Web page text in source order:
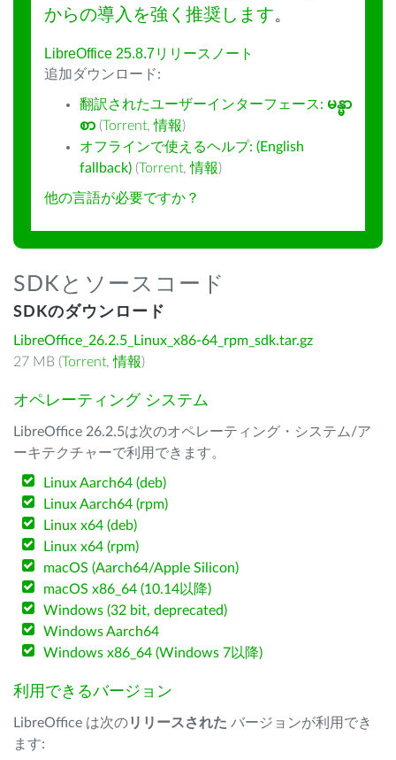
からの導入を強く推奨します。
LibreOffice 25.8.7リリースノート
追加ダウンロード:
翻訳されたユーザーインターフェース: မန္မာ
စာ (Torrent,情報)
オフラインで使えるヘルプ: (English
fallback) (Torrent,情報)
他の言語が必要ですか？
SDKとソースコード
SDKのダウンロード
LibreOffice_26.2.5_Linux_x86-64_rpm_sdk.tar.gz
27 MB (Torrent,情報)
オペレーティング システム
LibreOffice 26.2.5は次のオペレーティング・システム/ア
ーキテクチャーで利用できます。
Linux Aarch64 (deb)
Linux Aarch64 (rpm)
Linux x64 (deb)
Linux x64 (rpm)
macOS (Aarch64/Apple Silicon)
macOS x86_64 (10.14以降)
Windows (32 bit, deprecated)
Windows Aarch64
Windows x86_64 (Windows 7以降)
利用できるバージョン
LibreOffice は次のリリースされた バージョンが利用でき
ます: